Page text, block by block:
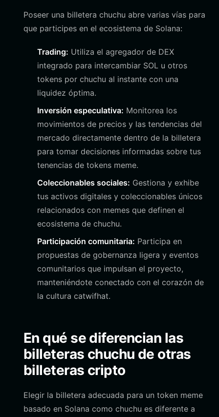
Poseer una billetera chuchu abre varias vías para
que participes en el ecosistema de Solana:
Trading: Utiliza el agregador de DEX
integrado para intercambiar SOL u otros
tokens por chuchu al instante con una
liquidez óptima.
Inversión especulativa: Monitorea los
movimientos de precios y las tendencias del
mercado directamente dentro de la billetera
para tomar decisiones informadas sobre tus
tenencias de tokens meme.
Coleccionables sociales: Gestiona y exhibe
tus activos digitales y coleccionables únicos
relacionados con memes que definen el
ecosistema de chuchu.
Participación comunitaria: Participa en
propuestas de gobernanza ligera y eventos
comunitarios que impulsan el proyecto,
manteniéndote conectado con el corazón de
la cultura catwifhat.
En qué se diferencian las
billeteras chuchu de otras
billeteras cripto
Elegir la billetera adecuada para un token meme
basado en Solana como chuchu es diferente a